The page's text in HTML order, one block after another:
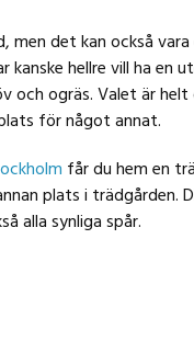
men det kan också
kanske hellre vill ha en
och ogräs. Valet är
för något annat.
får du hem en
plats i trädgården.
alla synliga spår.